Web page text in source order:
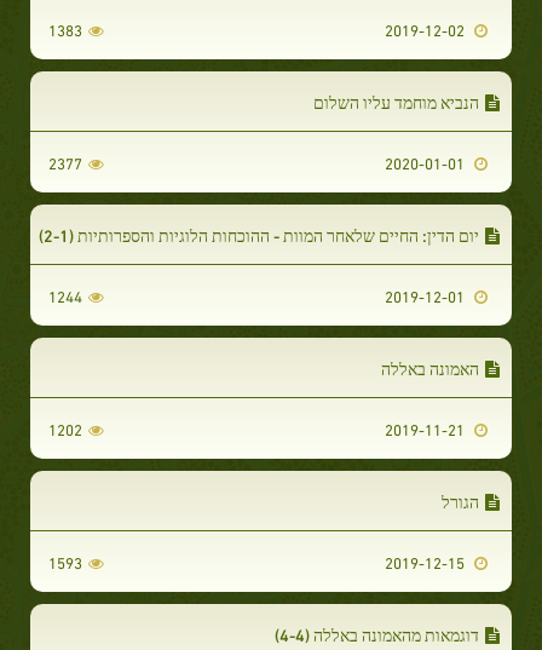
1383
הנביא מוחמד עליו השלום
2377
יום הדין: החיים שלאחר המוות - ההוכחות הלוגיות והספרותיות (2-1)
1244
האמונה באללה
1202
הגורל
1593
דוגמאות מהאמונה באללה (4-4)